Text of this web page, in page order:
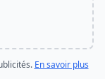
En savoir plus